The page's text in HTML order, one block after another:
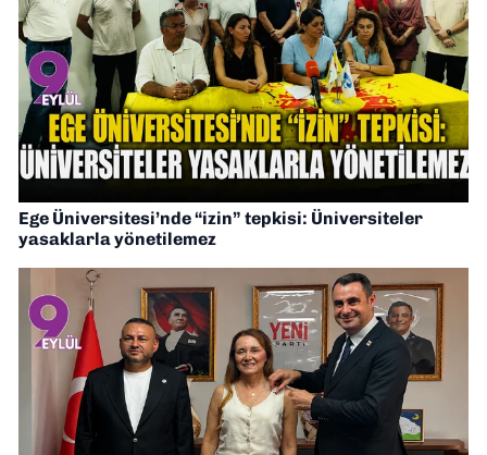
Ege Üniversitesi’nde “izin” tepkisi: Üniversiteler
yasaklarla yönetilemez